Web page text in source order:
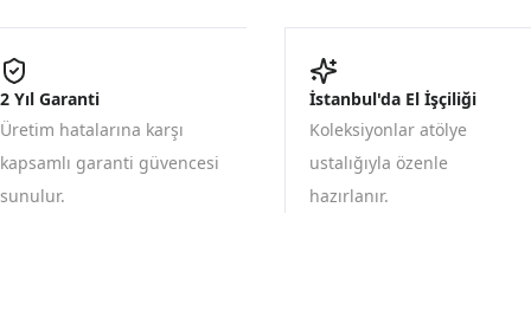
2 Yıl Garanti
Üretim hatalarına karşı
kapsamlı garanti güvencesi
sunulur.
İstanbul'da El İşçiliği
Koleksiyonlar atölye
ustalığıyla özenle
hazırlanır.